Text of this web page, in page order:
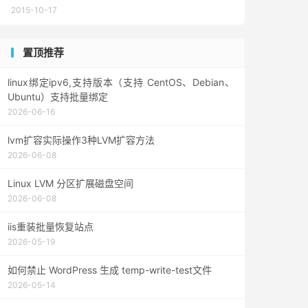
2015-10-17
置顶推荐
linux绑定ipv6,支持版本（支持 CentOS、Debian、
Ubuntu）支持批量绑定
2026-06-16
lvm扩容实际操作3种LVM扩容方法
2026-06-08
Linux LVM 分区扩展磁盘空间
2026-06-08
iis重装批量恢复站点
2026-05-19
如何禁止 WordPress 生成 temp-write-test文件
2026-05-14